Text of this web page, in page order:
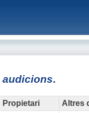
audicions.
Propietari
Altres